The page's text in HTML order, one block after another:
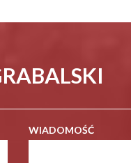
WIADOMOŚĆ